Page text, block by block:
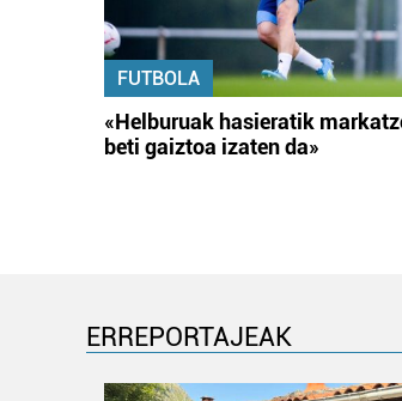
FUTBOLA
«Helburuak hasieratik
beti gaiztoa izaten da»
ERREPORTAJEAK